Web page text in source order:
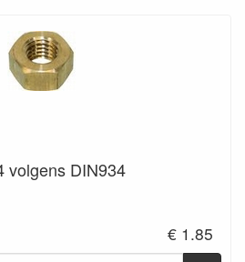
volgens DIN934
€ 1.85